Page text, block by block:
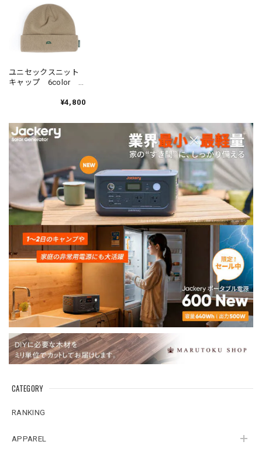
CATEGORY
RANKING
APPAREL
ユニセックスニット
キャップ 6color
¥4,800